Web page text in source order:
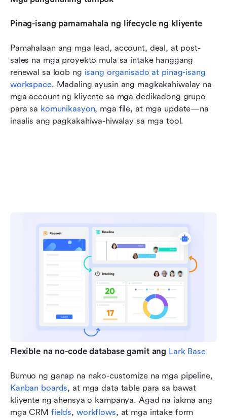
Pinag-isang pamamahala ng lifecycle ng kliyente
Pamahalaan ang mga lead, account, deal, at post-
sales na mga proyekto mula sa intake hanggang
renewal sa loob ng isang organisado at pinag-isang
workspace. Madaling ayusin ang magkakahiwalay na
mga account ng kliyente sa mga dedikadong grupo
para sa komunikasyon, mga file, at mga update—na
inaalis ang pagkakahiwa-hiwalay sa mga tool.
Flexible na no-code database gamit ang Lark Base
Kanban boards, at mga data table para sa bawat
kliyente ng ahensya o kampanya. Agad na iakma ang
mga CRM fields, workflows, at mga intake form